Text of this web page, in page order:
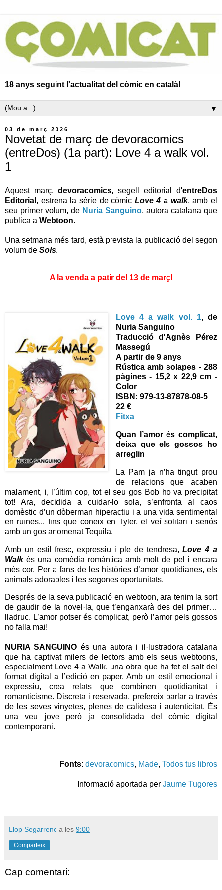
18 anys seguint l'actualitat del còmic en català!
▼
03 de març 2026
Novetat de març de devoracomics
(entreDos) (1a part): Love 4 a walk vol.
1
Aquest març, devoracomics, segell editorial d'entreDos
Editorial , estrena la sèrie de còmic Love 4 a walk, amb el
seu primer volum, de Nuria Sanguino, autora catalana que
publica a Webtoon.
Una setmana més tard, està prevista la publicació del segon
volum de Sols.
A la venda a patir del 13 de març!
Love 4 a walk vol. 1, de
Nuria Sanguino
Traducció d'Agnès Pérez
Massegú
A partir de 9 anys
Rústica amb solapes - 288
pàgines - 15,2 x 22,9 cm -
Color
ISBN: 979-13-87878-08-5
22 €
Fitxa
Quan l’amor és complicat,
deixa que els gossos ho
arreglin
La Pam ja n’ha tingut prou
de relacions que acaben
malament, i, l’últim cop, tot el seu gos Bob ho va precipitat
tot! Ara, decidida a cuidar-lo sola, s’enfronta al caos
domèstic d’un dòberman hiperactiu i a una vida sentimental
en ruïnes... fins que coneix en Tyler, el veí solitari i seriós
amb un gos anomenat Tequila.
Amb un estil fresc, expressiu i ple de tendresa,Love 4 a
Walkés una comèdia romàntica amb molt de pel i encara
més cor. Per a fans de les històries d’amor quotidianes, els
animals adorables i les segones oportunitats.
Després de la seva publicació en webtoon, ara tenim la sort
de gaudir de la novel·la, que t’enganxarà des del primer…
lladruc. L’amor potser és complicat, però l’amor pels gossos
no falla mai!
NURIA SANGUINO és una autora i il·lustradora catalana
que ha captivat milers de lectors amb els seus webtoons,
especialment Love 4 a Walk, una obra que ha fet el salt del
format digital a l’edició en paper. Amb un estil emocional i
expressiu, crea relats que combinen quotidianitat i
romanticisme. Discreta i reservada, prefereix parlar a través
de les seves vinyetes, plenes de calidesa i autenticitat. És
una veu jove però ja consolidada del còmic digital
contemporani.
Fonts: devoracomics, Made, Todos tus libros
Informació aportada per Jaume Tugores
Llop Segarrenc a les 9:00
Comparteix
Cap comentari: